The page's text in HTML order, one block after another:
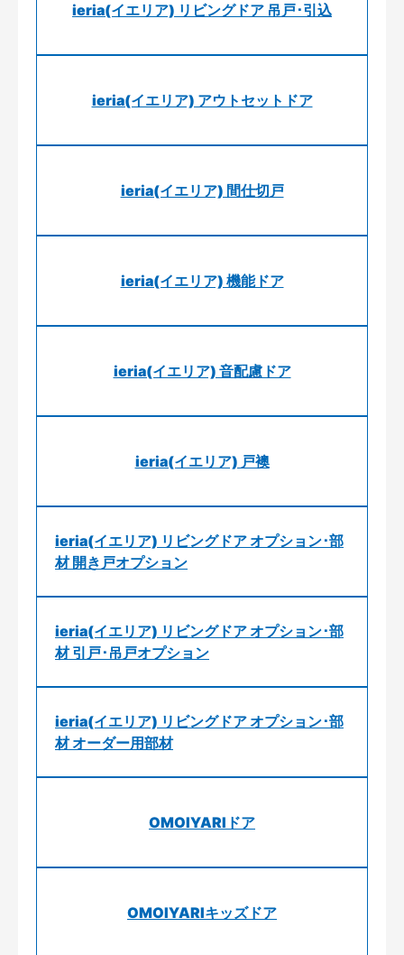
ieria(イエリア) リビングドア 吊戸･引込
ieria(イエリア) アウトセットドア
ieria(イエリア) 間仕切戸
ieria(イエリア) 機能ドア
ieria(イエリア) 音配慮ドア
ieria(イエリア) 戸襖
ieria(イエリア) リビングドア オプション･部
材 開き戸オプション
ieria(イエリア) リビングドア オプション･部
材 引戸･吊戸オプション
ieria(イエリア) リビングドア オプション･部
材 オーダー用部材
OMOIYARIドア
OMOIYARIキッズドア